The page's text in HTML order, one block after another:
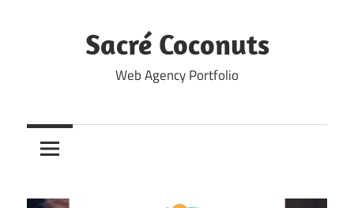
Sacré Coconuts
Web Agency Portfolio